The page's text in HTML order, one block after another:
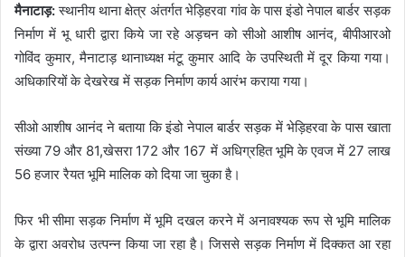
मैनाटाड़:स्थानीय थाना क्षेत्र अंतर्गत भेड़िहरवा गांव के पास इंडो नेपाल बार्डर सड़क
निर्माण में भू धारी द्वारा किये जा रहे अड़चन को सीओ आशीष आनंद, बीपीआर‌ओ
गोविंद कुमार, मैनाटाड़ थानाध्यक्ष मंटू कुमार आदि के उपस्थिती में दूर किया गया।
अधिकारियों के देखरेख में सड़क निर्माण कार्य आरंभ कराया गया।
सीओ आशीष आनंद ने बताया कि इंडो नेपाल बार्डर सड़क में भेड़िहरवा के पास खाता
संख्या 79 और 81,खेसरा 172 और 167 में अधिग्रहित भूमि के एवज में 27 लाख
56 हजार रैयत भूमि मालिक को दिया जा चुका है।
फिर भी ‌सीमा सड़क निर्माण में भूमि दखल करने में अनावश्यक रूप से भूमि मालिक
के द्वारा अवरोध उत्पन्न किया जा रहा है। जिससे सड़क निर्माण में दिक्कत आ रहा